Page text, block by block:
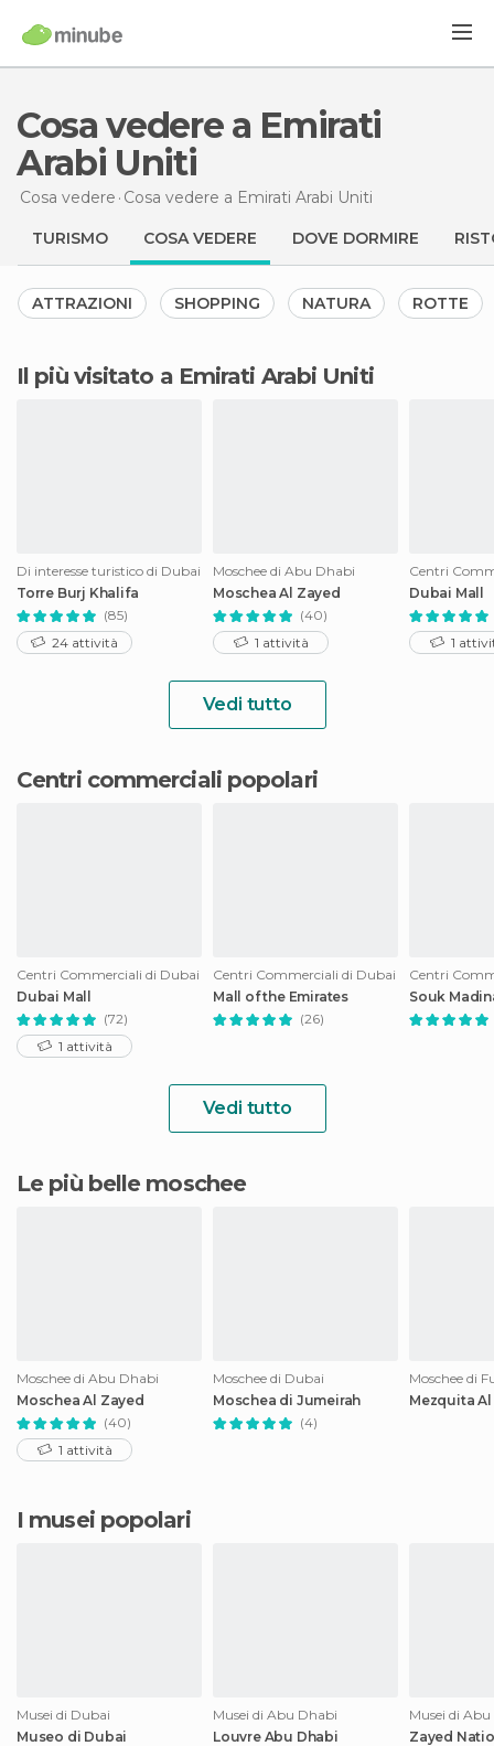
Cosa vedere a Emirati
Arabi Uniti
Cosa vedere Cosa vedere a Emirati Arabi Uniti
TURISMO COSA VEDERE DOVE DORMIRE
ATTRAZIONI SHOPPING NATURA ROTTE
Il più visitato a Emirati Arabi Uniti
Di interesse turistico di Dubai
Torre Burj Khalifa
(85)
24 attività
Moschee di Abu Dhabi
Moschea Al Zayed
(40)
1 attività
Centri
Dubai Mall
1
Vedi tutto
Centri commerciali popolari
Centri Commerciali di Dubai
Dubai Mall
(72)
1 attività
Centri Commerciali di Dubai
Mall of the Emirates
(26)
Centri
Souk
Vedi tutto
Le più belle moschee
Moschee di Abu Dhabi
Moschea Al Zayed
(40)
1 attività
Moschee di Dubai
Moschea di Jumeirah
(4)
Moschee di
Mezquita
I musei popolari
Musei di Dubai
Museo di Dubai
Musei di Abu Dhabi
Louvre Abu Dhabi
Musei di
Zayed